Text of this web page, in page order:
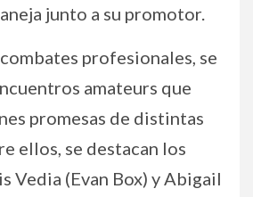
junto a su promotor.
profesionales, se
amateurs que
promesas de distintas
ellos, se destacan los
Vedia (Evan Box) y Abigail